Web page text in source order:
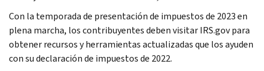
Con la temporada de presentación de impuestos de 2023 en
plena marcha, los contribuyentes deben visitar IRS.gov para
obtener recursos y herramientas actualizadas que los ayuden
con su declaración de impuestos de 2022.